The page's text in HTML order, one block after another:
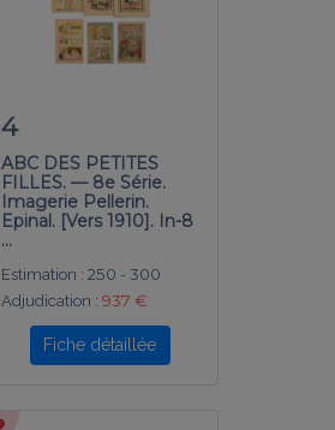
4
ABC DES PETITES
FILLES. — 8e Série.
Imagerie Pellerin.
Epinal. [Vers 1910]. In-8
…
Estimation : 250 - 300
Adjudication : 937 €
Fiche détaillée